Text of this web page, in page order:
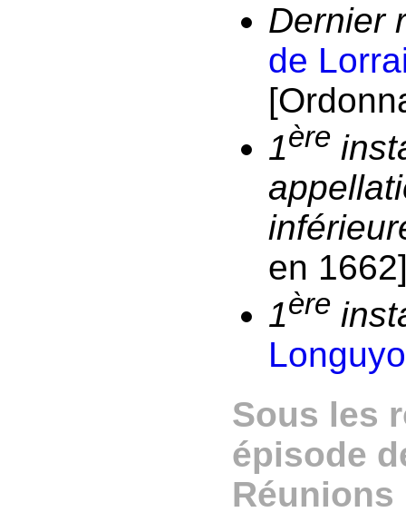
Dernier
de
1ère
en
1ère
Sous les
épisode
Réunions